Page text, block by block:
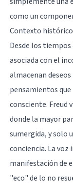
como un
Contexto histórico
Desde los
asociada con el
almacenan
pensamientos
consciente. Freud
donde la mayor
sumergida, y solo
conciencia. La
manifestación de
"eco" de lo no